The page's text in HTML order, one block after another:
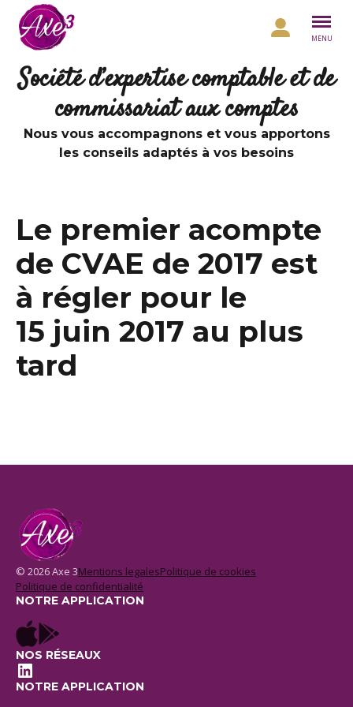
Aller au contenu
MENU
Société d’expertise comptable et de
commissariat aux comptes
Nous vous accompagnons et vous apportons
les conseils adaptés à vos besoins
Le premier acompte
de CVAE de 2017 est
à régler pour le
15 juin 2017 au plus
tard
© 2026 Axe 3Mentions legalesPolitique de cookies
Politique de confidentialité
NOTRE APPLICATION
NOS RÉSEAUX
LinkedIn
NOTRE APPLICATION